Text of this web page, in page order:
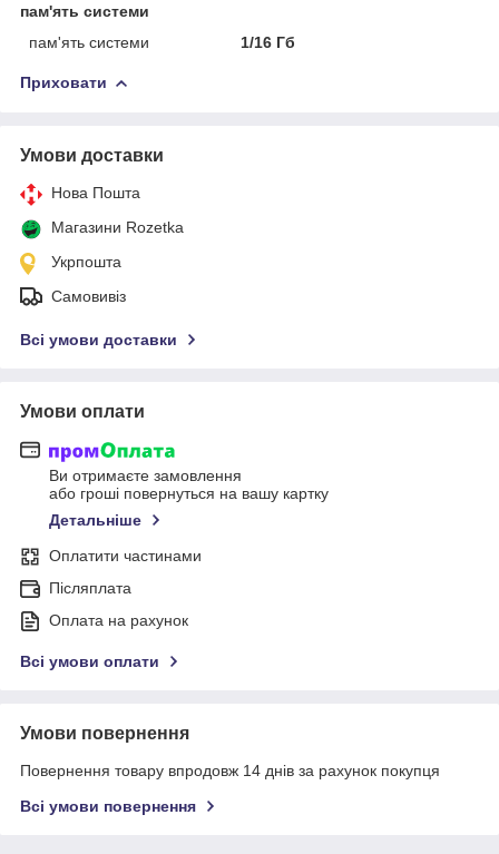
пам'ять системи
пам'ять системи
1/16 Гб
Приховати
Умови доставки
Нова Пошта
Магазини Rozetka
Укрпошта
Самовивіз
Всі умови доставки
Умови оплати
Ви отримаєте замовлення
або гроші повернуться на вашу картку
Детальніше
Оплатити частинами
Післяплата
Оплата на рахунок
Всі умови оплати
Умови повернення
Повернення товару впродовж 14 днів за рахунок покупця
Всі умови повернення